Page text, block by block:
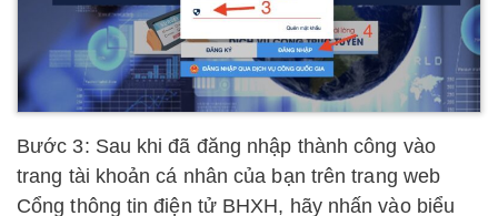
Bước 3: Sau khi đã đăng nhập thành công vào
trang tài khoản cá nhân của bạn trên trang web
Cổng thông tin điện tử BHXH, hãy nhấn vào biểu